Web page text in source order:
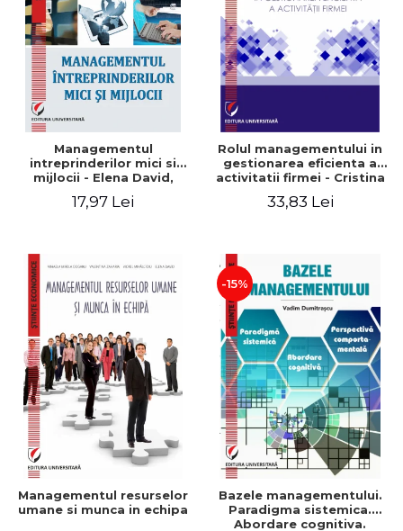
Managementul
intreprinderilor mici si
mijlocii - Elena David,
Roxana Carmen Ionescu,
17,97 Lei
Rolul managementului in
gestionarea eficienta a
activitatii firmei - Cristina
Gabriel Nastase, Mihaela-
33,83 Lei
Managementul resurselor
umane si munca in echipa
-15%
Bazele managementului.
Paradigma sistemica.
Abordare cognitiva.